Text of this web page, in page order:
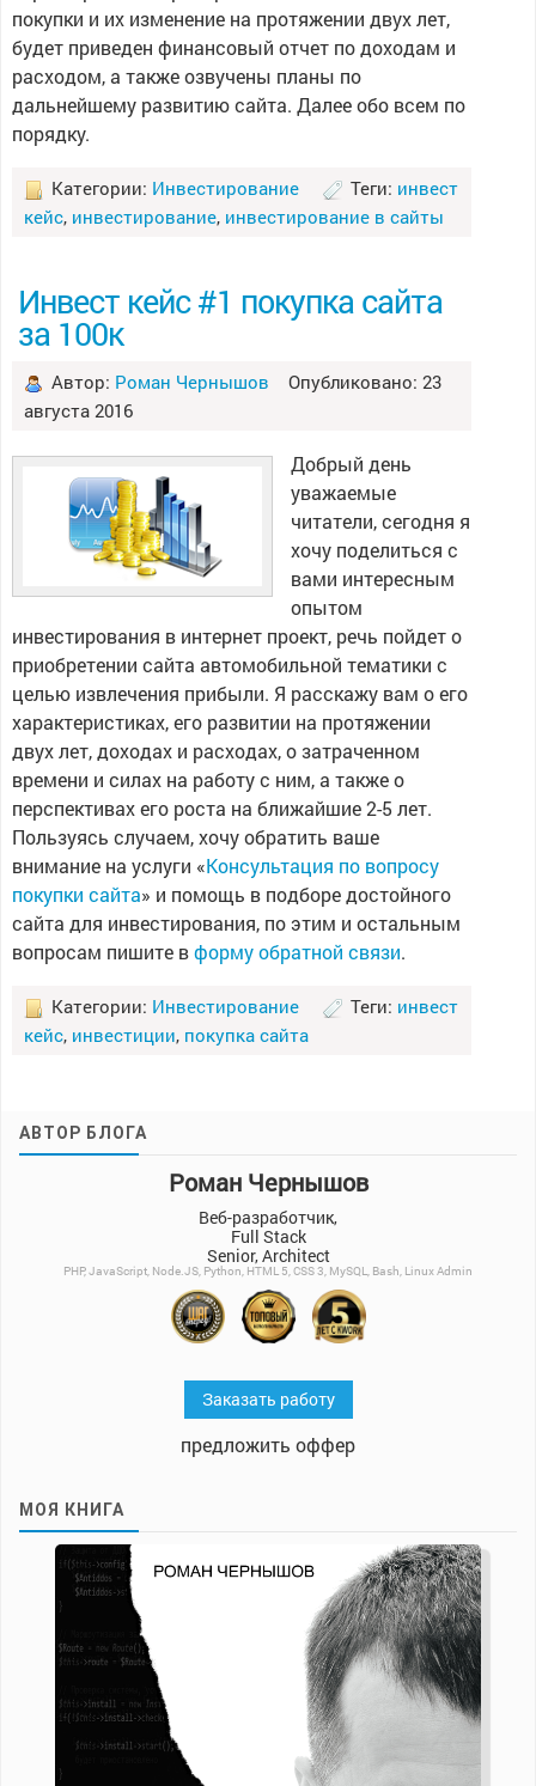
покупки и их изменение на протяжении двух лет,
будет приведен финансовый отчет по доходам и
расходом, а также озвучены планы по
дальнейшему развитию сайта. Далее обо всем по
порядку.
Категории: Инвестирование Теги: инвест
кейс, инвестирование, инвестирование в сайты
Инвест кейс #1 покупка сайта
за 100к
Автор: Роман Чернышов Опубликовано: 23
августа 2016
Добрый день
уважаемые
читатели, сегодня я
хочу поделиться с
вами интересным
опытом
инвестирования в интернет проект, речь пойдет о
приобретении сайта автомобильной тематики с
целью извлечения прибыли. Я расскажу вам о его
характеристиках, его развитии на протяжении
двух лет, доходах и расходах, о затраченном
времени и силах на работу с ним, а также о
перспективах его роста на ближайшие 2-5 лет.
Пользуясь случаем, хочу обратить ваше
внимание на услуги «Консультация по вопросу
покупки сайта» и помощь в подборе достойного
сайта для инвестирования, по этим и остальным
вопросам пишите вформу обратной связи.
Категории: Инвестирование Теги: инвест
кейс, инвестиции, покупка сайта
АВТОР БЛОГА
Роман Чернышов
Веб-разработчик,
Full Stack
Senior, Architect
PHP, JavaScript, Node.JS, Python, HTML 5, CSS 3, MySQL, Bash, Linux Admin
Заказать работу
предложить оффер
МОЯ КНИГА